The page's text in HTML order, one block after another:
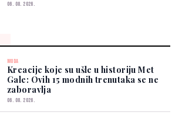
06. 08. 2026.
MODA
Kreacije koje su ušle u historiju Met
Gale: Ovih 15 modnih trenutaka se ne
zaboravlja
06. 08. 2026.